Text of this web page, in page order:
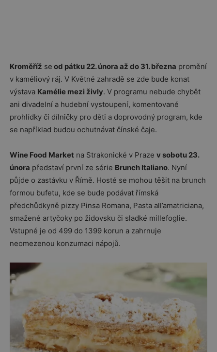
Kroměříž se od pátku 22. února až do 31. března promění
v kaméliový ráj. V Květné zahradě se zde bude konat
výstava Kamélie mezi živly. V programu nebude chybět
ani divadelní a hudební vystoupení, komentované
prohlídky či dílničky pro děti a doprovodný program, kde
se například budou ochutnávat čínské čaje.
Wine Food Market na Strakonické v Praze v sobotu 23.
února představí první ze série Brunch Italiano. Nyní
půjde o zastávku v Římě. Hosté se mohou těšit na brunch
formou bufetu, kde se bude podávat římská
předchůdkyně pizzy Pinsa Romana, Pasta all’amatriciana,
smažené artyčoky po židovsku či sladké millefoglie.
Vstupné je od 499 do 1399 korun a zahrnuje
neomezenou konzumaci nápojů.